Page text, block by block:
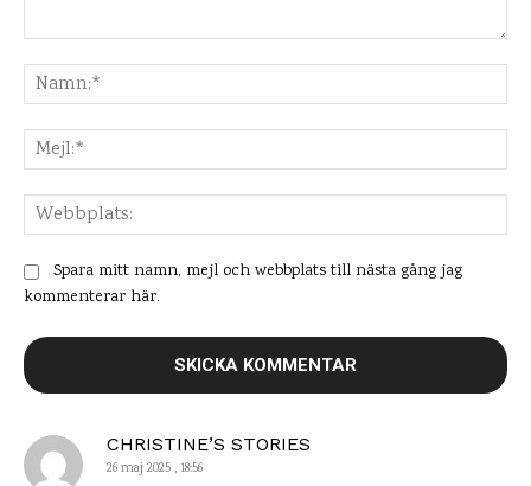
CHRISTINE’S STORIES
26 maj 2025 , 18:56
Spara mitt namn, mejl och webbplats till nästa gång jag
kommenterar här.